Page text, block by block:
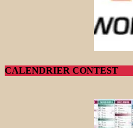
CALENDRIER CONTEST